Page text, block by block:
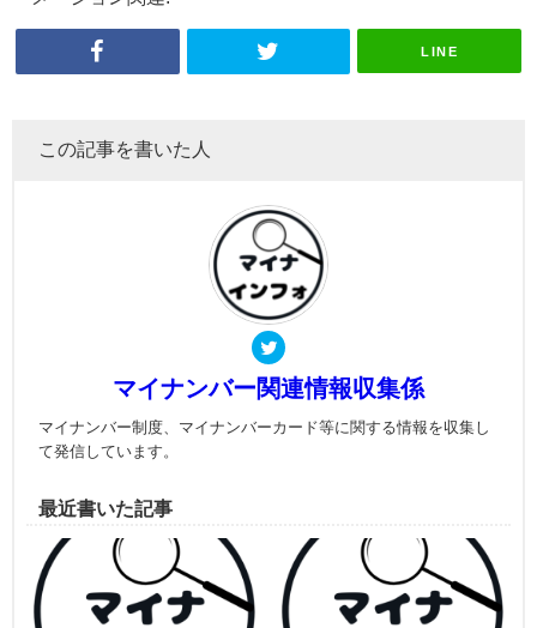
LINE
この記事を書いた人
マイナンバー関連情報収集係
マイナンバー制度、マイナンバーカード等に関する情報を収集し
て発信しています。
最近書いた記事